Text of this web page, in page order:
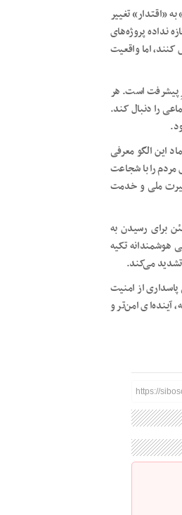
«اقتدار» تغییر
نداده پروژه‌های
اما واقعیت
پیشرفت است. هر
را دنبال کند.
این الگو معرفی
مردم را با شجاعت
غیرت ملی و خدمت
برای رسیدن به
هوشمندانه تکیه
تشدید می‌کند.
پاسداری از امنیت
آینده‌ای امن‌تر و
https://